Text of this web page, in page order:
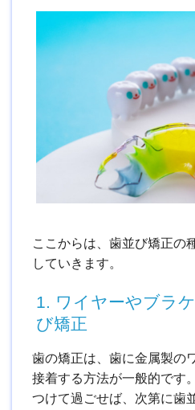
ここからは、歯並び矯正の
していきます。
1. ワイヤーやブラ
び矯正
歯の矯正は、歯に金属製の
接着する方法が一般的です
つけて過ごせば、次第に歯